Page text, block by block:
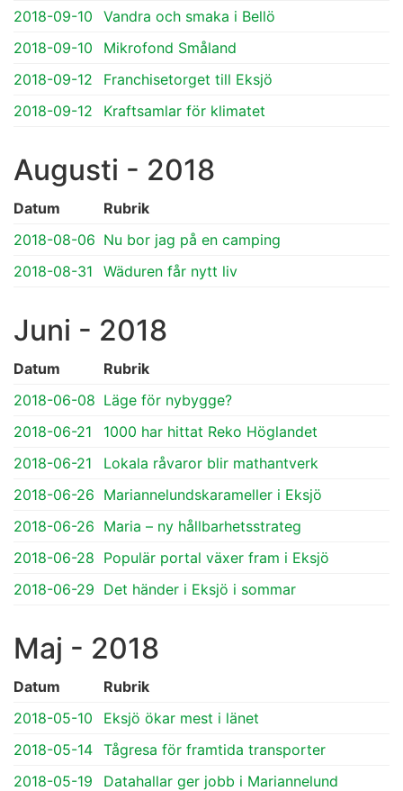
2018-09-10
Vandra och smaka i Bellö
2018-09-10
Mikrofond Småland
2018-09-12
Franchisetorget till Eksjö
2018-09-12
Kraftsamlar för klimatet
Augusti - 2018
Datum
Rubrik
2018-08-06 Nu bor jag på en camping
2018-08-31
Wäduren får nytt liv
Juni - 2018
Datum
Rubrik
2018-06-08 Läge för nybygge?
2018-06-21
1000 har hittat Reko Höglandet
2018-06-21
Lokala råvaror blir mathantverk
2018-06-26 Mariannelundskarameller i Eksjö
2018-06-26 Maria – ny hållbarhetsstrateg
2018-06-28 Populär portal växer fram i Eksjö
2018-06-29 Det händer i Eksjö i sommar
Maj - 2018
Datum
Rubrik
2018-05-10
Eksjö ökar mest i länet
2018-05-14 Tågresa för framtida transporter
2018-05-19
Datahallar ger jobb i Mariannelund